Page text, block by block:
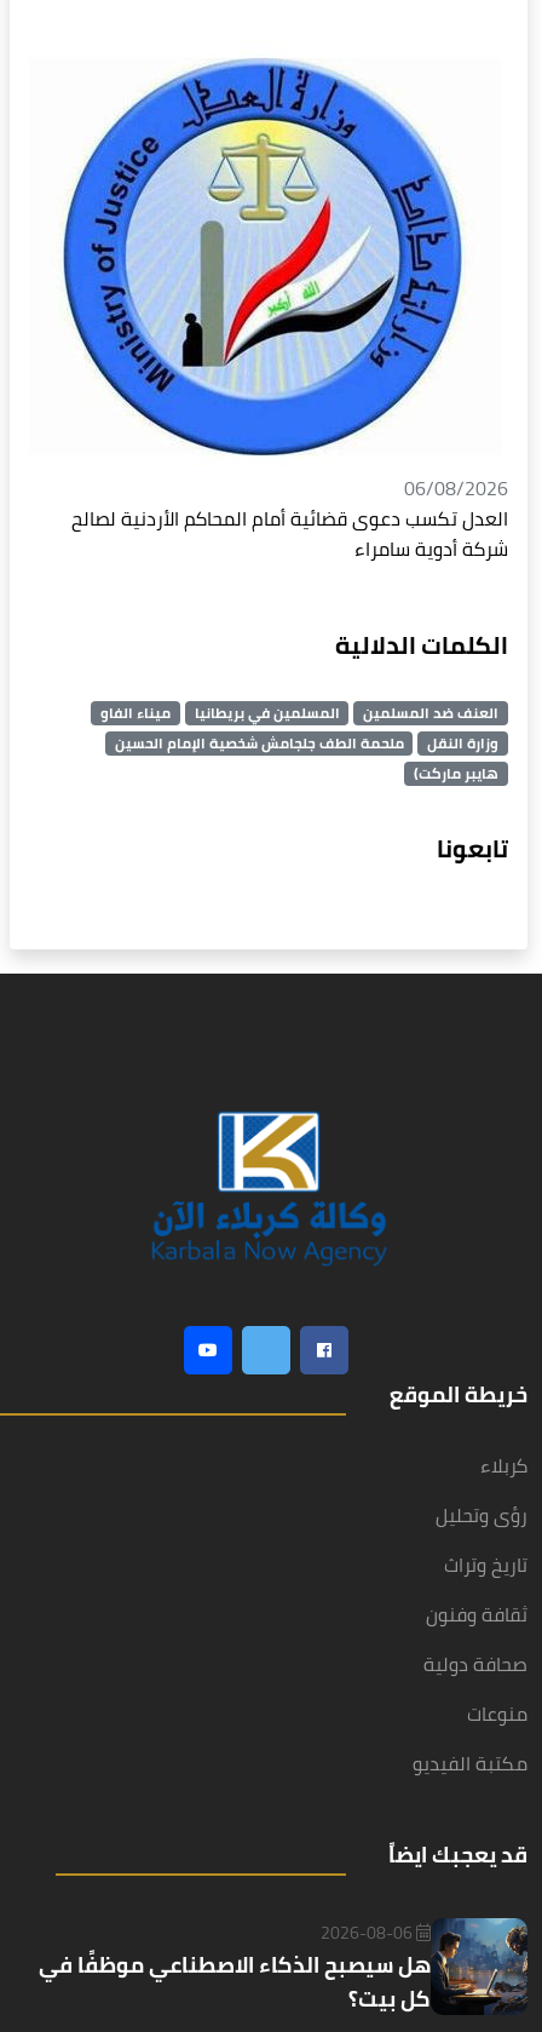
06/08/2026
العدل تكسب دعوى قضائية أمام المحاكم الأردنية لصالح
شركة أدوية سامراء
الكلمات الدلالية
العنف ضد المسلمين المسلمين في بريطانيا
ميناء الفاو
وزارة النقل
ملحمة الطف جلجامش شخصية الإمام الحسين
هايبر ماركت)
تابعونا
خريطة الموقع
كربلاء
رؤى وتحليل
تاريخ وتراث
ثقافة وفنون
صحافة دولية
منوعات
مكتبة الفيديو
قد يعجبك ايضاً
2026-08-06
هل سيصبح الذكاء الاصطناعي موظفًا في
كل بيت؟